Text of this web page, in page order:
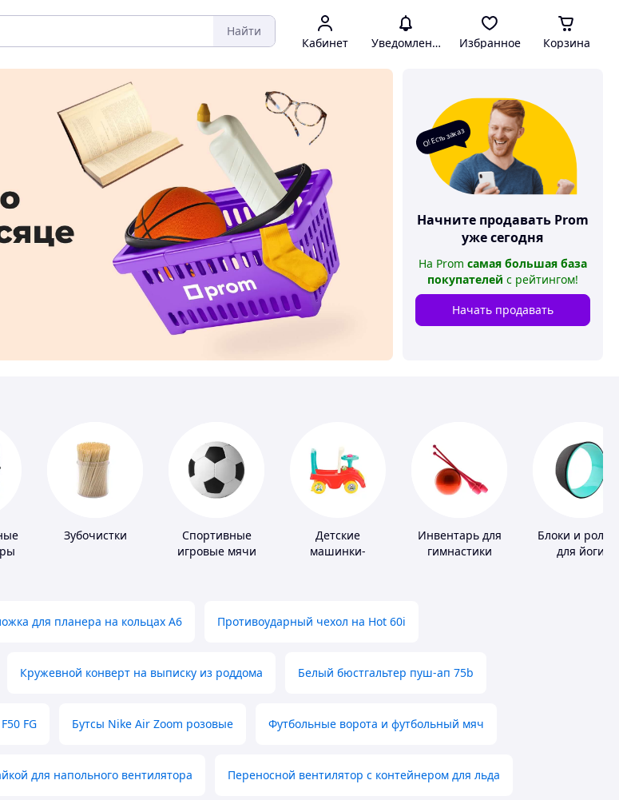
Найти
Кабинет Уведомления Избранное Корзина
О! Есть заказ
Начните продавать Prom
уже сегодня
На Prom самая большая база
покупателей с рейтингом!
Начать продавать
Зубочистки
Спортивные
игровые мячи
Детские
машинки-
Инвентарь для
гимнастики
Блоки и
для йоги
для планера на кольцах А6 Противоударный чехол на Hot 60i
Кружевной конверт на выписку из роддома Белый бюстгальтер пуш-ап 75b
FG Бутсы Nike Air Zoom розовые Футбольные ворота и футбольный мяч
для напольного вентилятора Переносной вентилятор с контейнером для льда